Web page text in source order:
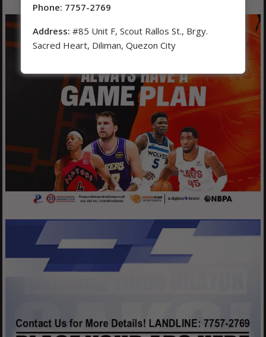
Phone: 7757-2769
Address: #85 Unit F, Scout Rallos St., Brgy.
Sacred Heart, Diliman, Quezon City